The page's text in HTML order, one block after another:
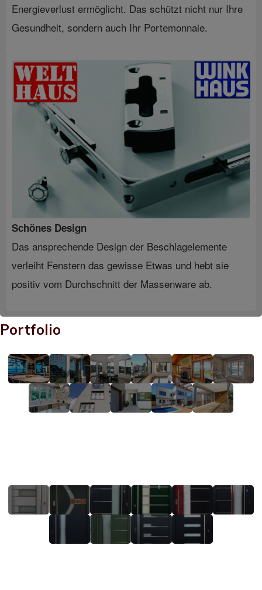
Energieverlust ermöglicht. Das schützt nicht nur Ihre
Gesundheit, sondern auch Ihr Portemonnaie.
Schönes Design
Das ansprechende Design der Beschlagelemente
verleiht Fenstern das gewisse Etwas und hebt sie
positiv vom Durchschnitt der Massenware ab.
Portfolio